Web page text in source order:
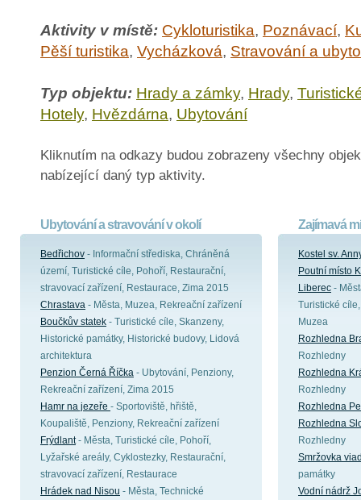
Aktivity v místě: Cykloturistika, Poznávací,
Pěší turistika, Vycházková, Stravování a
Typ objektu: Hrady a zámky, Hrady,
Hotely, Hvězdárna, Ubytování
Kliknutím na odkazy budou zobrazeny všechny
nabízející daný typ aktivity.
Ubytování a stravování v okolí
Bedřichov - Informační střediska, Chráněná
území, Turistické cíle, Pohoří, Restaurační,
stravovací zařízení, Restaurace, Zima 2015
Chrastava - Města, Muzea, Rekreační zařízení
Boučkův statek - Turistické cíle, Skanzeny,
Historické památky, Historické budovy, Lidová
architektura
Penzion Černá Říčka - Ubytování, Penziony,
Rekreační zařízení, Zima 2015
Hamr na jezeře - Sportoviště, hřiště,
Koupaliště, Penziony, Rekreační zařízení
Frýdlant- Města, Turistické cíle, Pohoří,
Lyžařské areály, Cyklostezky, Restaurační,
stravovací zařízení, Restaurace
Hrádek nad Nisou - Města, Technické
Zajímavá
Kostel sv.
Poutní místo
Liberec -
Turistické
Muzea
Rozhledna
Rozhledny
Rozhledna
Rozhledny
Rozhledna
Rozhledna
Rozhledny
Smržovka
památky
Vodní nádrž